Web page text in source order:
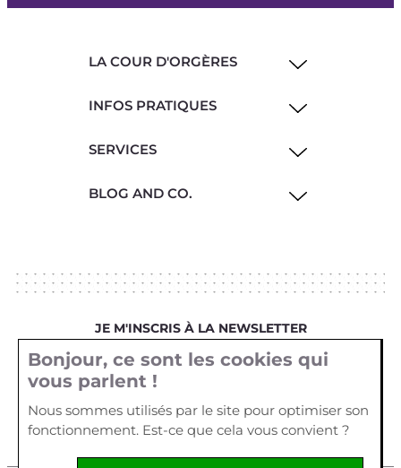
LA COUR D'ORGÈRES
INFOS PRATIQUES
SERVICES
BLOG AND CO.
JE M'INSCRIS À LA NEWSLETTER
Votre email
Bonjour, ce sont les cookies qui
vous parlent !
Nous sommes utilisés par le site pour optimiser son
fonctionnement. Est-ce que cela vous convient ?